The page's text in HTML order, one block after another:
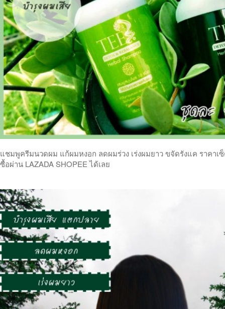
แชมพูครีมนวดผม แก้ผมหงอก ลดผมร่วง เร่งผมยาว ขจัดรังแค ราคาเ
ซื้อผ่าน LAZADA SHOPEE ได้เลย